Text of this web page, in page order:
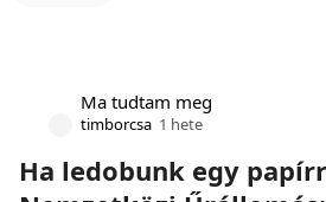
Ma tudtam meg
timborcsa 1 hete
Ha ledobunk egy